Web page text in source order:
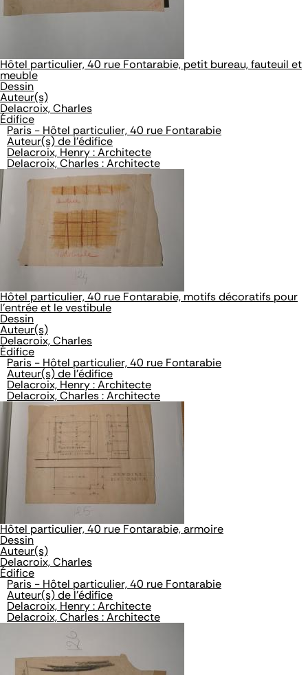
Hôtel particulier, 40 rue Fontarabie, petit bureau, fauteuil et
meuble
Dessin
Auteur(s)
Delacroix, Charles
Édifice
Paris - Hôtel particulier, 40 rue Fontarabie
Auteur(s) de l'édifice
Delacroix, Henry : Architecte
Delacroix, Charles : Architecte
Hôtel particulier, 40 rue Fontarabie, motifs décoratifs pour
l'entrée et le vestibule
Dessin
Auteur(s)
Delacroix, Charles
Édifice
Paris - Hôtel particulier, 40 rue Fontarabie
Auteur(s) de l'édifice
Delacroix, Henry : Architecte
Delacroix, Charles : Architecte
Hôtel particulier, 40 rue Fontarabie, armoire
Dessin
Auteur(s)
Delacroix, Charles
Édifice
Paris - Hôtel particulier, 40 rue Fontarabie
Auteur(s) de l'édifice
Delacroix, Henry : Architecte
Delacroix, Charles : Architecte